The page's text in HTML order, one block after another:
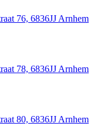
76, 6836JJ Arnhem
78, 6836JJ Arnhem
80, 6836JJ Arnhem